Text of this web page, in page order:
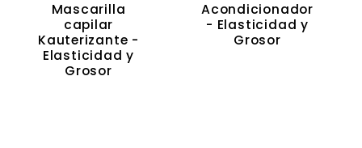
Mascarilla
capilar
Kauterizante -
Elasticidad y
Grosor
Acondicionador
- Elasticidad y
Grosor